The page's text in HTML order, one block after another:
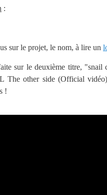
:
sur le projet, le nom, à lire un
sur le deuxième titre, "snail
The other side (Official
!